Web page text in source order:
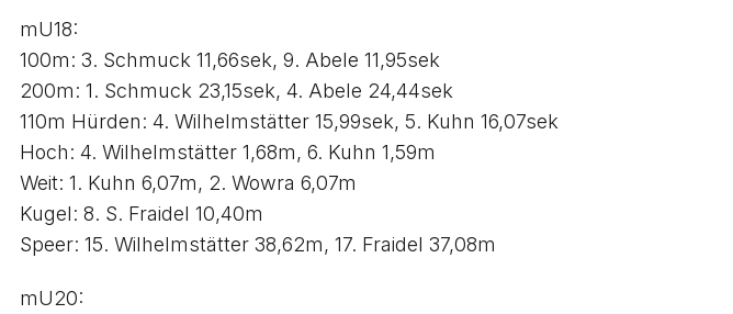
mU18:
100m: 3. Schmuck 11,66sek, 9. Abele 11,95sek
200m: 1. Schmuck 23,15sek, 4. Abele 24,44sek
110m Hürden: 4. Wilhelmstätter 15,99sek, 5. Kuhn 16,07sek
Hoch: 4. Wilhelmstätter 1,68m, 6. Kuhn 1,59m
Weit: 1. Kuhn 6,07m, 2. Wowra 6,07m
Kugel: 8. S. Fraidel 10,40m
Speer: 15. Wilhelmstätter 38,62m, 17. Fraidel 37,08m
mU20: